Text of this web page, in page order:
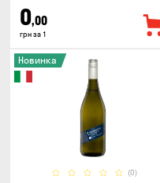
0,00
грн за 1
(0)
Новинка